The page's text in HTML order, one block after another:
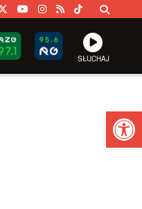
SŁUCHAJ